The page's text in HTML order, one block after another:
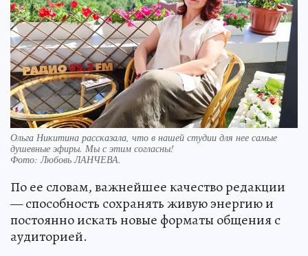
Ольга Никитина рассказала, что в нашей студии для нее самые
душевные эфиры. Мы с этим согласны!
Фото:Любовь ЛАНЧЕВА.
По ее словам, важнейшее качество редакции
— способность сохранять живую энергию и
постоянно искать новые форматы общения с
аудиторией.